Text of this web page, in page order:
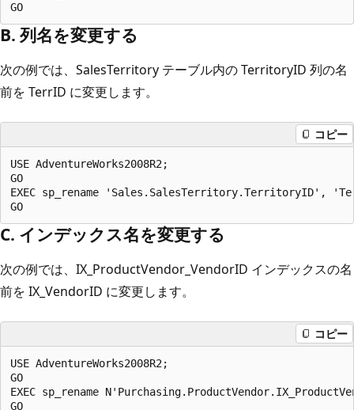
B. 列名を変更する
次の例では、SalesTerritory テーブル内の TerritoryID 列の名
前を TerrID に変更します。
コピー
USE AdventureWorks2008R2;
GO
EXEC sp_rename 'Sales.SalesTerritory.TerritoryID',
C. インデックス名を変更する
次の例では、IX_ProductVendor_VendorID インデックスの名
前を IX_VendorID に変更します。
コピー
USE AdventureWorks2008R2;
GO
EXEC sp_rename